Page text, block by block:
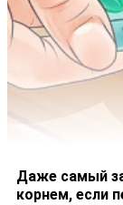
Даже самый
корнем, если